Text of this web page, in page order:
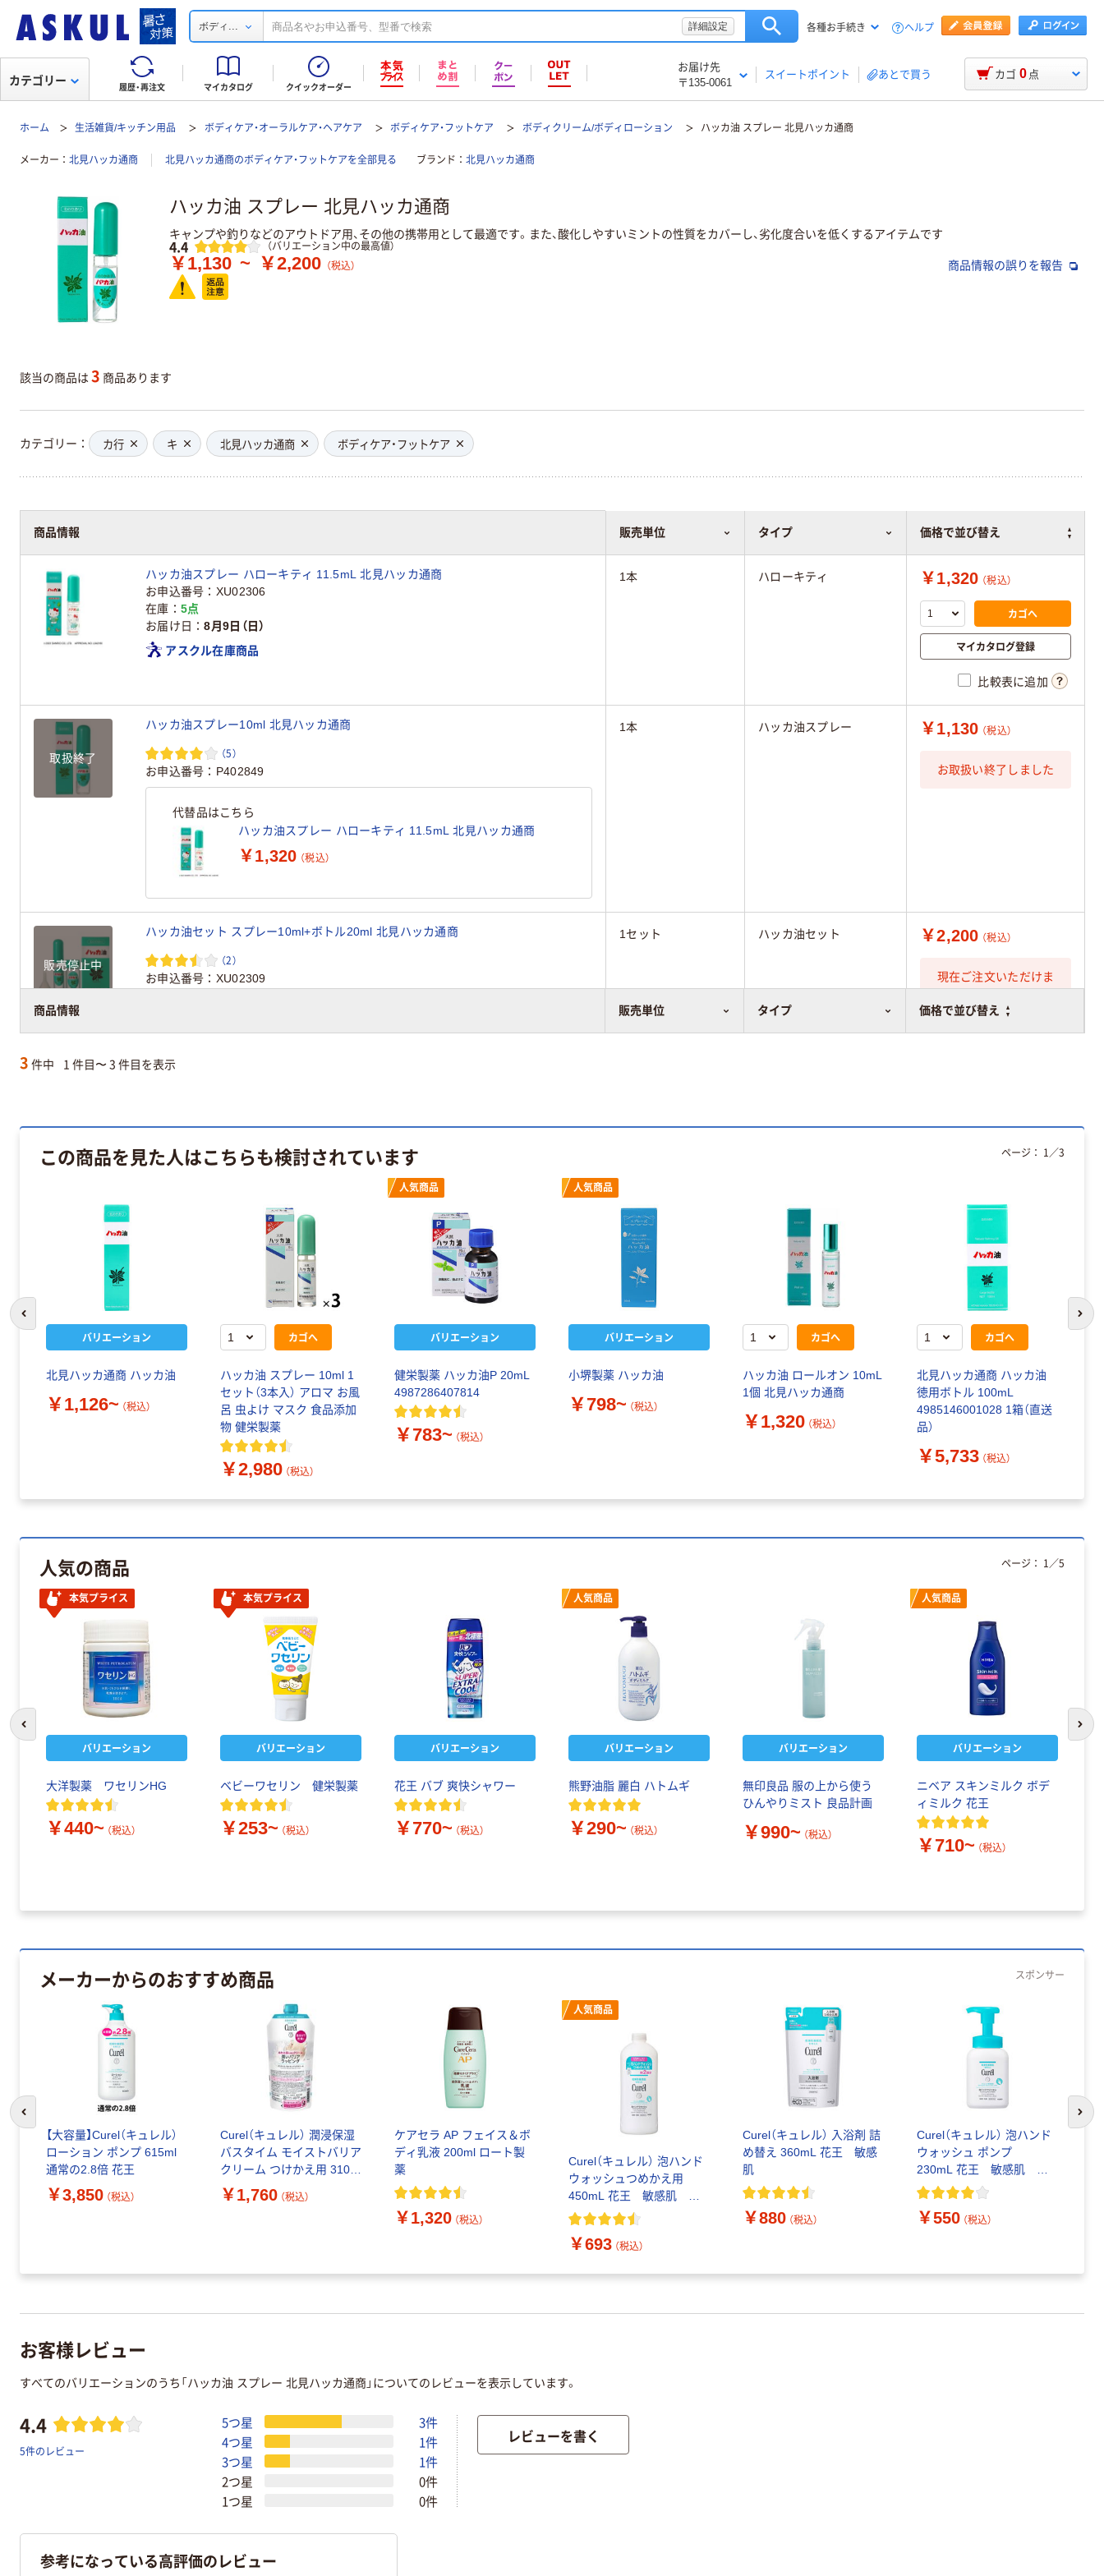
ボディ ... 詳細設定 各種お手続き ヘルプ
履歴・再注文 マイカタログ クイックオーダー
お届け先
〒135-0061
スイートポイント あとで買う
カテゴリー カゴ 0 点
ホーム 生活雑貨/キッチン用品 ボディケア・オーラルケア・ヘアケア ボディケア・フットケア ボディクリーム/ボディローション ハッカ油 スプレー 北見ハッカ通商
メーカー 北見ハッカ通商 北見ハッカ通商のボディケア・フットケアを全部見る ブランド 北見ハッカ通商
ハッカ油 スプレー 北見ハッカ通商
キャンプや釣りなどのアウトドア用、その他の携帯用として最適です。また、酸化しやすいミントの性質をカバーし、劣化度合いを低くするアイテムです
レビュー
4.4 （バリエーション中の最高値）
￥1,130 ~ ￥2,200 （税込） 商品情報の誤りを報告
該当の商品は 3 商品あります
カテゴリー カ行 キ 北見ハッカ通商 ボディケア・フットケア
商品情報 販売単位 タイプ 価格で並び替え
商品情報 販売単位 タイプ 価格で並び替え
ハッカ油スプレー ハローキティ 11.5mL 北見ハッカ通商
お申込番号
XU02306
在庫
5点
お届け日
8月9日（日）
アスクル在庫商品
1本 ハローキティ ￥1,320 （税込）
カゴへ
マイカタログ登録
比較表に追加
取扱終了
ハッカ油スプレー10ml 北見ハッカ通商
（5）
お申込番号 P402849
代替品はこちら
ハッカ油スプレー ハローキティ 11.5mL 北見ハッカ通商
￥1,320 （税込）
1本 ハッカ油スプレー ￥1,130 （税込）
お取扱い終了しました
販売停止中
ハッカ油セット スプレー10ml+ボトル20ml 北見ハッカ通商
（2）
お申込番号 XU02309
1セット ハッカ油セット ￥2,200 （税込）
現在ご注文いただけま
3 件中 1 件目〜 3 件目を表示
この商品を見た人はこちらも検討されています
バリエーション
北見ハッカ通商 ハッカ油
￥1,126~ （税込）
カゴへ
ハッカ油 スプレー 10ml 1
セット（3本入） アロマ お風
呂 虫よけ マスク 食品添加
物 健栄製薬
￥2,980 （税込）
人気商品
バリエーション
健栄製薬 ハッカ油P 20mL
4987286407814
￥783~ （税込）
人気商品
バリエーション
小堺製薬 ハッカ油
￥798~ （税込）
カゴへ
ハッカ油 ロールオン 10mL
1個 北見ハッカ通商
￥1,320 （税込）
カゴへ
北見ハッカ通商 ハッカ油
徳用ボトル 100mL
4985146001028 1箱（直送
品）
￥5,733 （税込）
ページ： 1 ／3
前のスライドへ 次
人気の商品
本気プライス
バリエーション
大洋製薬 ワセリンHG
￥440~ （税込）
本気プライス
バリエーション
ベビーワセリン 健栄製薬
￥253~ （税込）
バリエーション
花王 バブ 爽快シャワー
￥770~ （税込）
人気商品
バリエーション
熊野油脂 麗白 ハトムギ
￥290~ （税込）
バリエーション
無印良品 服の上から使う
ひんやりミスト 良品計画
￥990~ （税込）
人気商品
バリエーション
ニベア スキンミルク ボデ
ィミルク 花王
￥710~ （税込）
ページ： 1 ／5
前のスライドへ 次
メーカーからのおすすめ商品 スポンサー
【大容量】Curel（キュレル）
ローション ポンプ 615ml
通常の2.8倍 花王
￥3,850 （税込）
Curel（キュレル） 潤浸保湿
バスタイム モイストバリア
クリーム つけかえ用 310g
花王 敏感肌 乾燥ケア
￥1,760 （税込）
ケアセラ AP フェイス＆ボ
ディ乳液 200ml ロート製
薬
￥1,320 （税込）
人気商品
Curel（キュレル） 泡ハンド
ウォッシュつめかえ用
450mL 花王 敏感肌 ハ
ンドソープ
￥693 （税込）
Curel（キュレル） 入浴剤 詰
め替え 360mL 花王 敏感
肌
￥880 （税込）
Curel（キュレル） 泡ハンド
ウォッシュ ポンプ
230mL 花王 敏感肌 ハ
ンドソープ
￥550 （税込）
次
お客様レビュー
すべてのバリエーションのうち「ハッカ油 スプレー 北見ハッカ通商」についてのレビューを表示しています。
4.4
5件のレビュー
5つ星
3件
4つ星
1件
3つ星
1件
2つ星
0件
1つ星
0件
レビューを書く
参考になっている高評価のレビュー